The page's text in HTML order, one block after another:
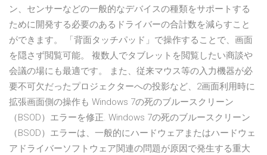
ン、センサーなどの一般的なデバイスの種類をサポートする
ために開発する必要のあるドライバーの合計数を減らすこと
ができます。 「背面タッチパッド」で操作することで、画面
を隠さず閲覧可能。 複数人でタブレットを閲覧したい商談や
会議の場にも最適です。 また、従来マウス等の入力機器が必
要不可欠だったプロジェクターへの投影など、2画面利用時に
拡張画面側の操作も Windows 7の死のブルースクリーン
（BSOD）エラーを修正. Windows 7の死のブルースクリーン
（BSOD）エラーは、一般的にハードウェアまたはハードウェ
アドライバーソフトウェア関連の問題が原因で発生する重大